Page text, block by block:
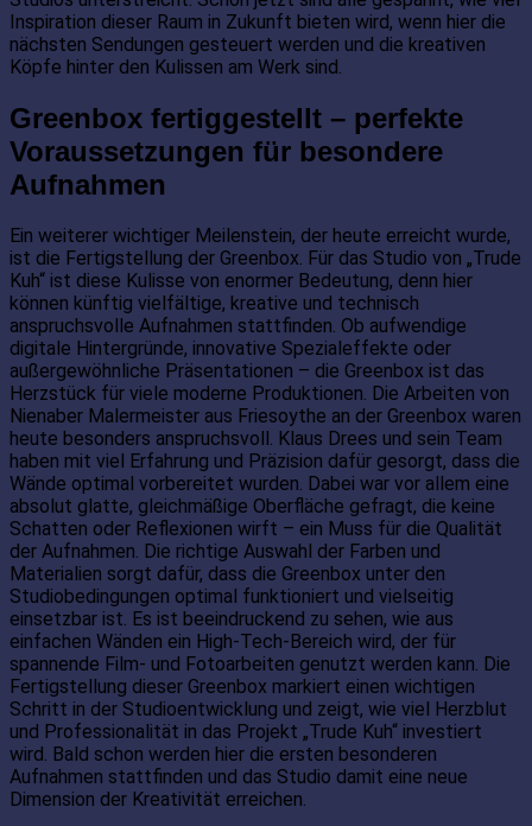
Inspiration dieser Raum in Zukunft bieten wird, wenn hier die
nächsten Sendungen gesteuert werden und die kreativen
Köpfe hinter den Kulissen am Werk sind.
Greenbox fertiggestellt – perfekte
Voraussetzungen für besondere
Aufnahmen
Ein weiterer wichtiger Meilenstein, der heute erreicht wurde,
ist die Fertigstellung der Greenbox. Für das Studio von „Trude
Kuh“ ist diese Kulisse von enormer Bedeutung, denn hier
können künftig vielfältige, kreative und technisch
anspruchsvolle Aufnahmen stattfinden. Ob aufwendige
digitale Hintergründe, innovative Spezialeffekte oder
außergewöhnliche Präsentationen – die Greenbox ist das
Herzstück für viele moderne Produktionen. Die Arbeiten von
Nienaber Malermeister aus Friesoythe an der Greenbox waren
heute besonders anspruchsvoll. Klaus Drees und sein Team
haben mit viel Erfahrung und Präzision dafür gesorgt, dass die
Wände optimal vorbereitet wurden. Dabei war vor allem eine
absolut glatte, gleichmäßige Oberfläche gefragt, die keine
Schatten oder Reflexionen wirft – ein Muss für die Qualität
der Aufnahmen. Die richtige Auswahl der Farben und
Materialien sorgt dafür, dass die Greenbox unter den
Studiobedingungen optimal funktioniert und vielseitig
einsetzbar ist. Es ist beeindruckend zu sehen, wie aus
einfachen Wänden ein High-Tech-Bereich wird, der für
spannende Film- und Fotoarbeiten genutzt werden kann. Die
Fertigstellung dieser Greenbox markiert einen wichtigen
Schritt in der Studioentwicklung und zeigt, wie viel Herzblut
und Professionalität in das Projekt „Trude Kuh“ investiert
wird. Bald schon werden hier die ersten besonderen
Aufnahmen stattfinden und das Studio damit eine neue
Dimension der Kreativität erreichen.